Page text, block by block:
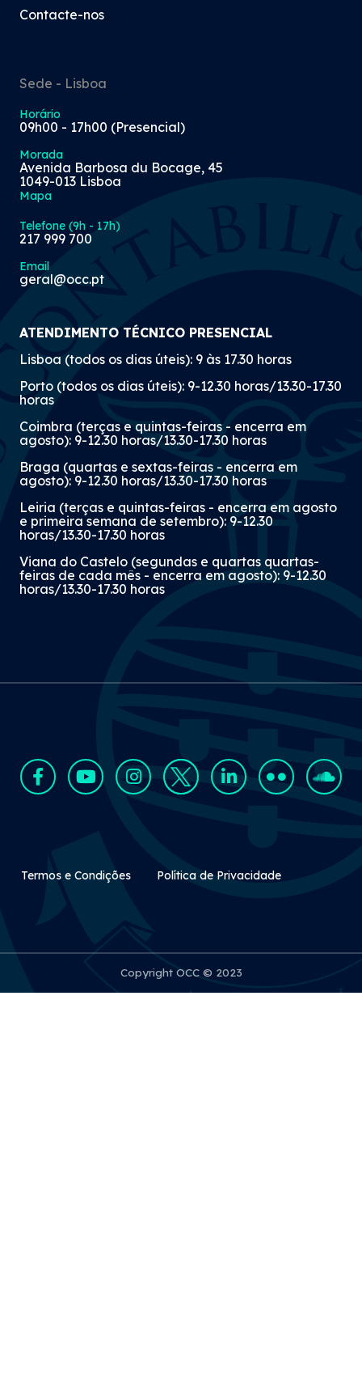
Contacte-nos
Sede - Lisboa
Horário
09h00 - 17h00 (Presencial)
Morada
Avenida Barbosa du Bocage, 45
1049-013 Lisboa
Mapa
Telefone (9h - 17h)
217 999 700
Email
geral@occ.pt
ATENDIMENTO TÉCNICO PRESENCIAL
Lisboa (todos os dias úteis): 9 às 17.30 horas
Porto (todos os dias úteis): 9-12.30 horas/13.30-17.30
horas
Coimbra (terças e quintas-feiras - encerra em
agosto): 9-12.30 horas/13.30-17.30 horas
Braga (quartas e sextas-feiras - encerra em
agosto): 9-12.30 horas/13.30-17.30 horas
Leiria (terças e quintas-feiras - encerra em agosto
e primeira semana de setembro): 9-12.30
horas/13.30-17.30 horas
Viana do Castelo (segundas e quartas quartas-
feiras de cada mês - encerra em agosto): 9-12.30
horas/13.30-17.30 horas
Rodapé Secundário
Termos e Condições Política de Privacidade
Copyright OCC © 2023